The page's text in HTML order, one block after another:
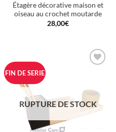
Étagère décorative maison et
oiseau au crochet moutarde
28,00€
FIN DE SERIE
RUPTURE DE STOCK